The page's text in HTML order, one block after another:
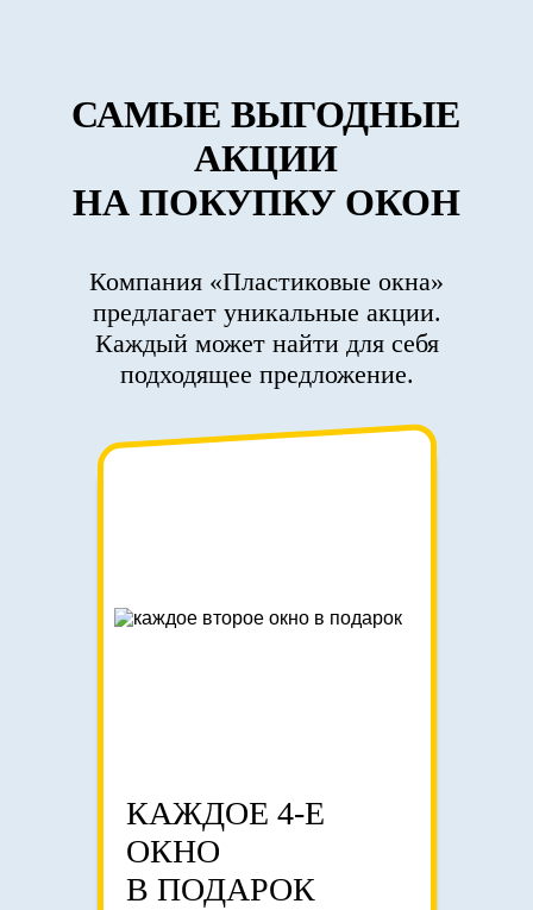
САМЫЕ ВЫГОДНЫЕ
АКЦИИ
НА ПОКУПКУ ОКОН
Компания «Пластиковые окна»
предлагает уникальные акции.
Каждый может найти для себя
подходящее предложение.
КАЖДОЕ 4-Е
ОКНО
В ПОДАРОК